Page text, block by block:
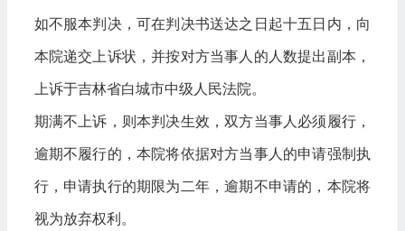
如不服本判决，可在判决书送达之日起十五日内，向
本院递交上诉状，并按对方当事人的人数提出副本，
上诉于吉林省白城市中级人民法院。
期满不上诉，则本判决生效，双方当事人必须履行，
逾期不履行的，本院将依据对方当事人的申请强制执
行，申请执行的期限为二年，逾期不申请的，本院将
视为放弃权利。